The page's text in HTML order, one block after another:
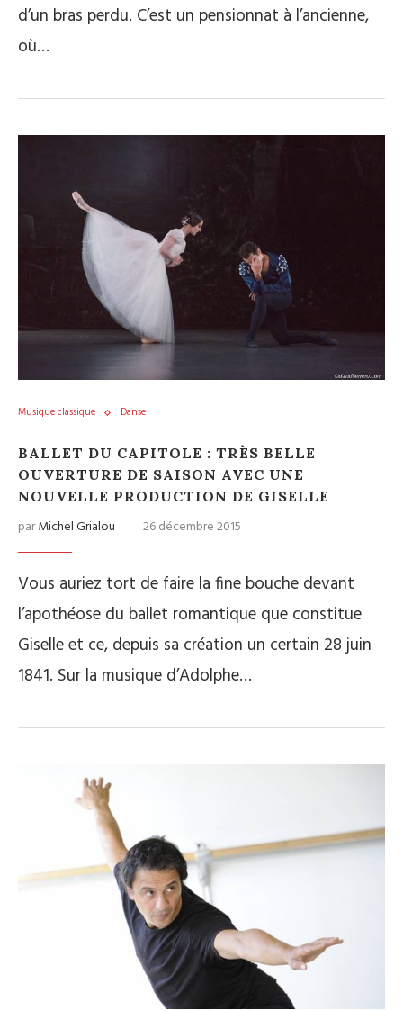
d’un bras perdu. C’est un pensionnat à l’ancienne,
où…
Musique classique Danse
BALLET DU CAPITOLE : TRÈS BELLE
OUVERTURE DE SAISON AVEC UNE
NOUVELLE PRODUCTION DE GISELLE
parMichel Grialou 26 décembre 2015
Vous auriez tort de faire la fine bouche devant
l’apothéose du ballet romantique que constitue
Giselle et ce, depuis sa création un certain 28 juin
1841. Sur la musique d’Adolphe…